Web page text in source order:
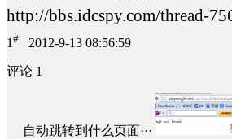
http://bbs.idcspy.com/thread-
1 # 2012-9-13 08:56:59
评论 1
自动跳转到什么页面···